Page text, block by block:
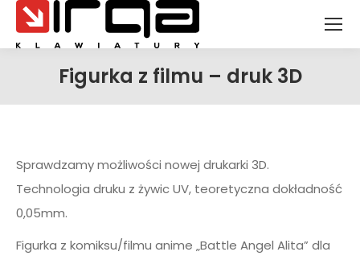
Figurka z filmu – druk 3D
Jesteś tutaj:
Sprawdzamy możliwości nowej drukarki 3D.
Technologia druku z żywic UV, teoretyczna dokładność
0,05mm.
Figurka z komiksu/filmu anime „Battle Angel Alita” dla